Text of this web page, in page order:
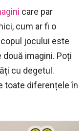
care par
cum ar fi o
jocului este
imagini. Poți
cu degetul.
toate diferențele în